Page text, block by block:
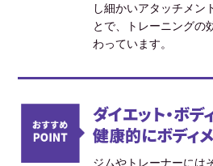
し細かいアタッチメン
とで、トレーニングの
わっています。
ダイエット・ボ
健康的にボディ
ジムやトレーナーには